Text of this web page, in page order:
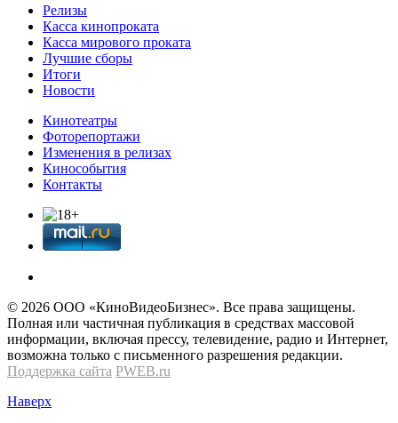
Релизы
Касса кинопроката
Касса мирового проката
Лучшие сборы
Итоги
Новости
Кинотеатры
Фоторепортажи
Изменения в релизах
Кинособытия
Контакты
© 2026 OOО «КиноВидеоБизнес». Все права защищены.
Полная или частичная публикация в средствах массовой
информации, включая прессу, телевидение, радио и Интернет,
возможна только с письменного разрешения редакции.
Поддержка сайта PWEB.ru
Наверх